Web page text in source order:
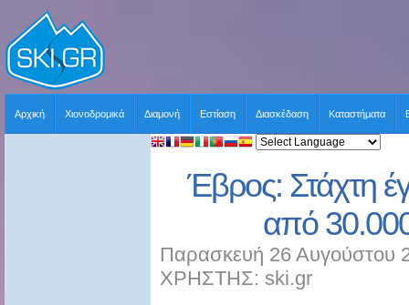
Αρχική Χιονοδρομικά Διαμονή Εστίαση Διασκέδαση Καταστήματα
Έβρος: Στάχτη
από
Παρασκευή 26 Αυγούστου
ΧΡΗΣΤΗΣ: ski.gr